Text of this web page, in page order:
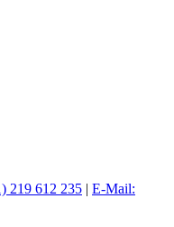
219 612 235 | E-Mail: